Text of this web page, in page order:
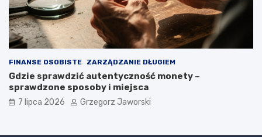
FINANSE OSOBISTE ZARZĄDZANIE DŁUGIEM
Gdzie sprawdzić autentyczność monety –
sprawdzone sposoby i miejsca
7 lipca 2026 Grzegorz Jaworski